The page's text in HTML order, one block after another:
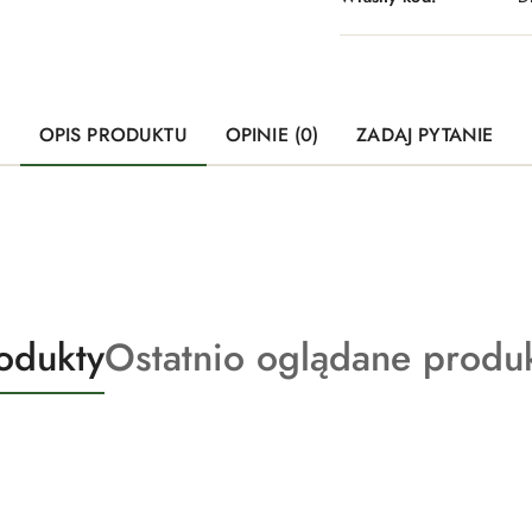
OPIS PRODUKTU OPINIE (0) ZADAJ PYTANIE
Produkty
o
Ostatnio oglądane